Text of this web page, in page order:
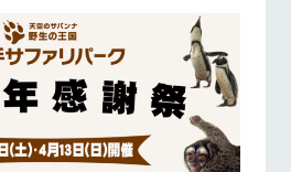
団体のお客様へ
の
お問い合わせ